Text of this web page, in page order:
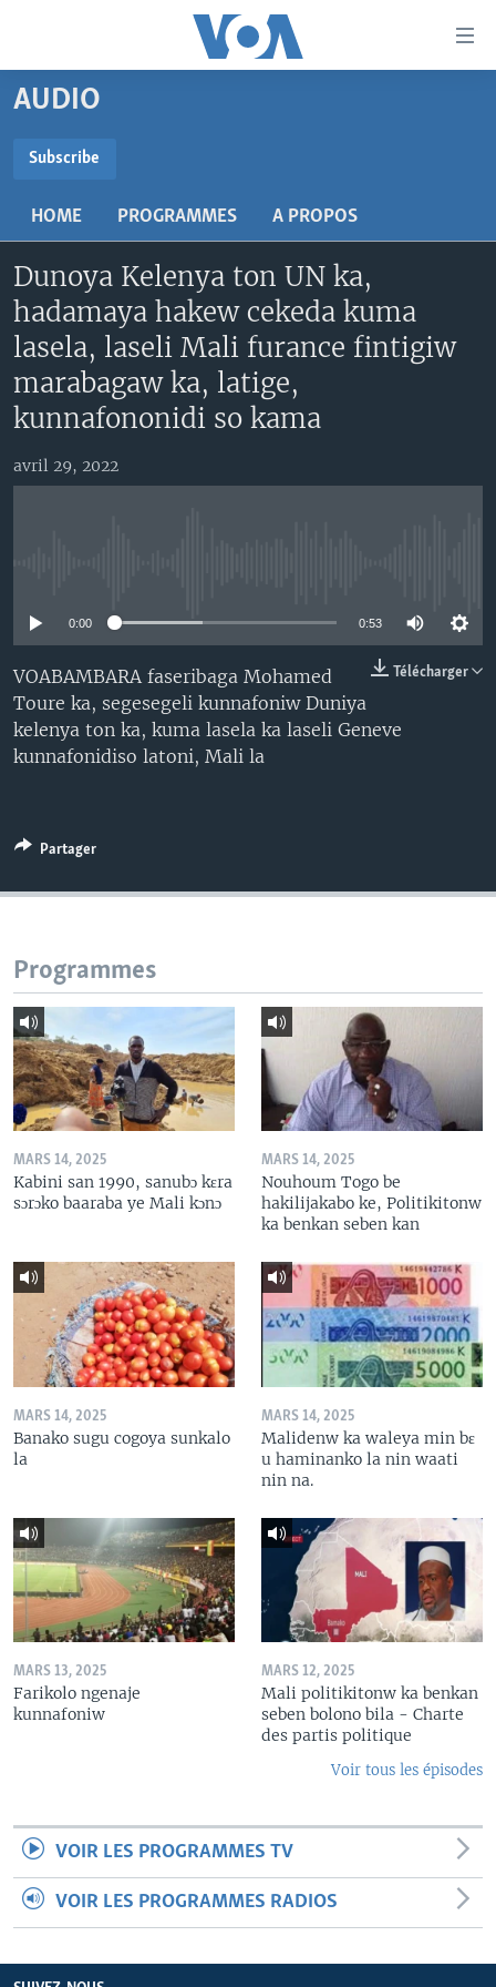
Menu
principal
navigation
principale
Retour
recherche
MALI KURA
RADIO
AN BA FO!
FARAFINA FOLI
Learning English
SUIVEZ-NOUS
Langues
AUDIO
Subscribe
HOME PROGRAMMES A PROPOS
Dunoya Kelenya ton UN ka,
hadamaya hakew cekeda kuma
lasela, laseli Mali furance fintigiw
marabagaw ka, latige,
kunnafononidi so kama
avril 29, 2022
0:00 0:53
Télécharger
VOABAMBARA faseribaga Mohamed
Toure ka, segesegeli kunnafoniw Duniya
kelenya ton ka, kuma lasela ka laseli Geneve
kunnafonidiso latoni, Mali la
Partager
Programmes
MARS 14, 2025
Kabini san 1990, sanubɔ kɛra
sɔrɔko baaraba ye Mali kɔnɔ
MARS 14, 2025
Nouhoum Togo be
hakilijakabo ke, Politikitonw
ka benkan seben kan
MARS 14, 2025
Banako sugu cogoya sunkalo
la
MARS 14, 2025
Malidenw ka waleya min bɛ
u haminanko la nin waati
nin na.
MARS 13, 2025
Farikolo ngenaje
kunnafoniw
MARS 12, 2025
Mali politikitonw ka benkan
seben bolono bila - Charte
des partis politique
Voir tous les épisodes
VOIR LES PROGRAMMES TV
VOIR LES PROGRAMMES RADIOS